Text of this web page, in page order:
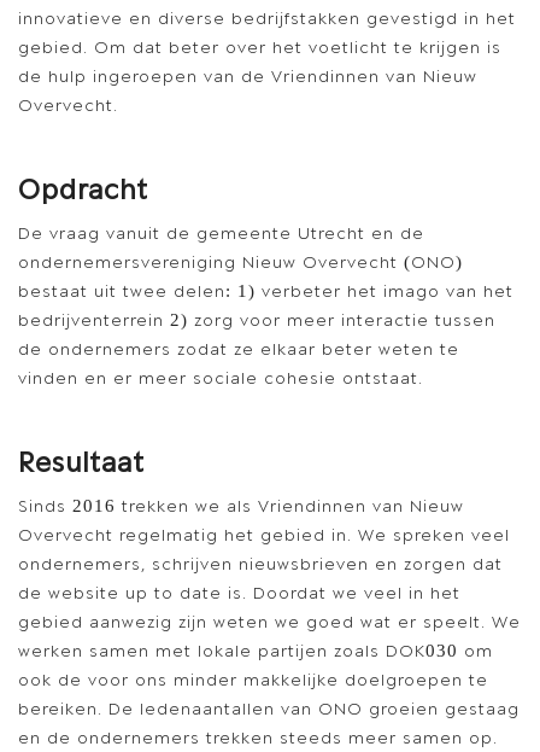
innovatieve en diverse bedrijfstakken gevestigd in het
gebied. Om dat beter over het voetlicht te krijgen is
de hulp ingeroepen van de Vriendinnen van Nieuw
Overvecht.
Opdracht
De vraag vanuit de gemeente Utrecht en de
ondernemersvereniging Nieuw Overvecht (ONO)
bestaat uit twee delen: 1) verbeter het imago van het
bedrijventerrein 2) zorg voor meer interactie tussen
de ondernemers zodat ze elkaar beter weten te
vinden en er meer sociale cohesie ontstaat.
Resultaat
Sinds 2016 trekken we als Vriendinnen van Nieuw
Overvecht regelmatig het gebied in. We spreken veel
ondernemers, schrijven nieuwsbrieven en zorgen dat
de website up to date is. Doordat we veel in het
gebied aanwezig zijn weten we goed wat er speelt. We
werken samen met lokale partijen zoals DOK030 om
ook de voor ons minder makkelijke doelgroepen te
bereiken. De ledenaantallen van ONO groeien gestaag
en de ondernemers trekken steeds meer samen op.